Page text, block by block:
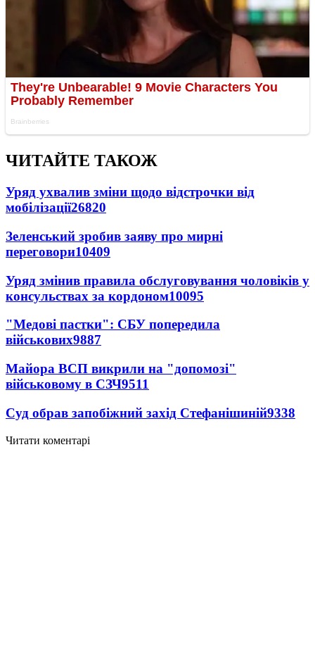
ЧИТАЙТЕ ТАКОЖ
Уряд ухвалив зміни щодо відстрочки від
мобілізації26820
Зеленський зробив заяву про мирні
переговори10409
Уряд змінив правила обслуговування чоловіків у
консульствах за кордоном10095
"Медові пастки": СБУ попередила
військових9887
Майора ВСП викрили на "допомозі"
військовому в СЗЧ9511
Суд обрав запобіжний захід Стефанішиній9338
Читати коментарі